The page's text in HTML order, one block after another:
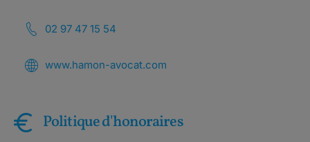
02 97 47 15 54
www.hamon-avocat.com
Politique d'honoraires